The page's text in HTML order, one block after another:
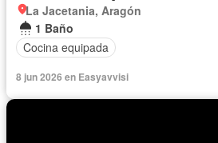
La Jacetania, Aragón
1 Baño
Cocina equipada
8 jun 2026 en Easyavvisi